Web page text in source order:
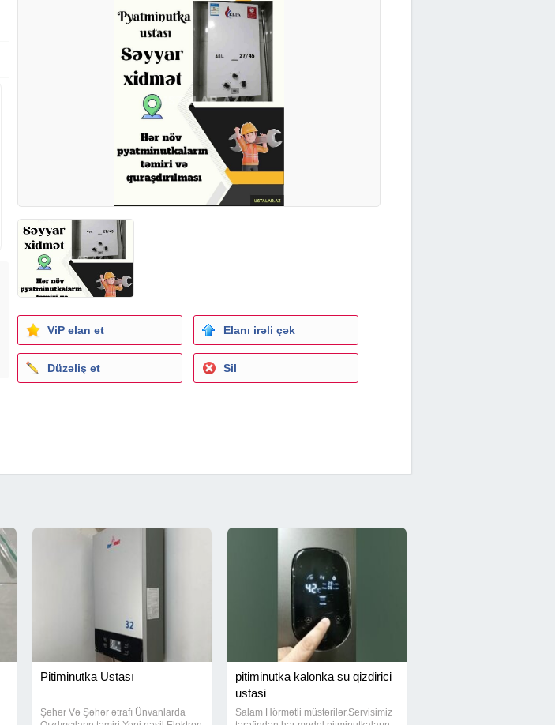
ViP elan et Elanı irəli çək
Düzəliş et Sil
Pitiminutka Ustası
Şəhər Və Şəhər ətrafı Ünvanlarda
pitiminutka kalonka su qizdirici
ustasi
Salam Hörmətli müstərilər.Servisimiz